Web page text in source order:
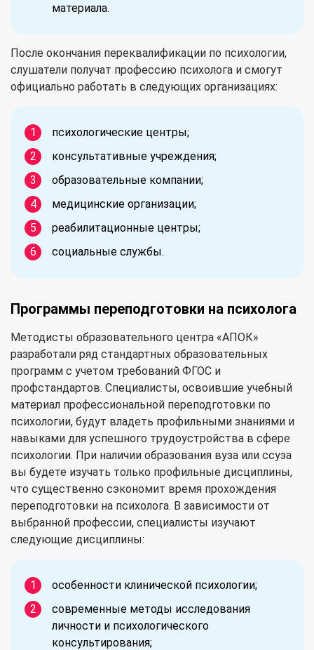
материала.
После окончания переквалификации по психологии,
слушатели получат профессию психолога и смогут
официально работать в следующих организациях:
психологические центры;
консультативные учреждения;
образовательные компании;
медицинские организации;
реабилитационные центры;
социальные службы.
Программы переподготовки на психолога
Методисты образовательного центра «АПОК»
разработали ряд стандартных образовательных
программ с учетом требований ФГОС и
профстандартов. Специалисты, освоившие учебный
материал профессиональной переподготовки по
психологии, будут владеть профильными знаниями и
навыками для успешного трудоустройства в сфере
психологии. При наличии образования вуза или ссуза
вы будете изучать только профильные дисциплины,
что существенно сэкономит время прохождения
переподготовки на психолога. В зависимости от
выбранной профессии, специалисты изучают
следующие дисциплины:
особенности клинической психологии;
современные методы исследования
личности и психологического
консультирования;